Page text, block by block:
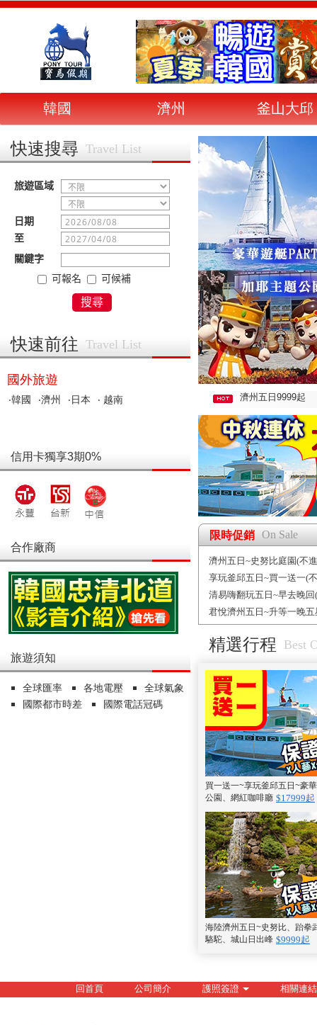
韓國 濟州 釜山大邱
快速搜尋 Travel List
快速前往 Travel List
國外旅遊
‧韓國 ‧濟州 ‧日本 ‧ 越南
信用卡獨享3期0%
合作廠商
旅遊須知
全球匯率 各地電壓
全球氣象
國際都市時差
國際電話冠碼
濟州五日9999起
限時促銷 On Sale
濟州五日~史努比庭園(不
享玩釜邱五日~買一送一(
清易嗨翻玩五日~早去晚
君悅濟州五日~升等一晚
精選行程 Best
買一送一~享玩釜邱五日~豪
公園、網紅咖啡廳 $17999起
海陸濟州五日~史努比、跆拳
駱駝、城山日出峰 $9999起
回首頁 公司簡介 護照簽證 相關連結